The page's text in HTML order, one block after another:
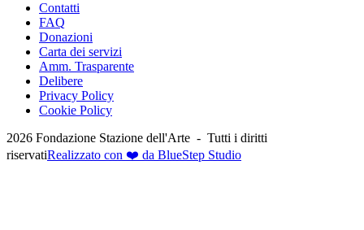
Contatti
FAQ
Donazioni
Carta dei servizi
Amm. Trasparente
Delibere
Privacy Policy
Cookie Policy
2026 Fondazione Stazione dell'Arte - Tutti i diritti
riservatiRealizzato con ❤️ da BlueStep Studio